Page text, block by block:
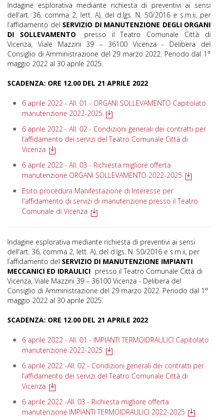
Indagine esplorativa mediante richiesta di preventivi ai sensi
dell’art. 36, comma 2, lett. A), del d.lgs. N. 50/2016 e s.m.ii, per
l’affidamento del SERVIZIO DI MANUTENZIONE DEGLI ORGANI
DI SOLLEVAMENTO
presso il Teatro Comunale Città di
Vicenza, Viale Mazzini 39 – 36100 Vicenza - Delibera del
Consiglio di Amministrazione del 29 marzo 2022. Periodo dal 1°
maggio 2022 al 30 aprile 2025.
SCADENZA: ORE 12.00 DEL 21 APRILE 2022
6 aprile 2022 - All. 01 - ORGANI SOLLEVAMENTO Capitolato
manutenzione 2022-2025
6 aprile 2022 - All. 02 - Condizioni generali dei contratti per
l’affidamento dei servizi del Teatro Comunale Città di
Vicenza
6 aprile 2022 - All. 03 - Richiesta migliore offerta
manutenzione ORGANI SOLLEVAMENTO 2022-2025
Esito procedura Manifestazione di Interesse per
l'affidamento di servizi di manutenzione presso il Teatro
Comunale di Vicenza
Indagine esplorativa mediante richiesta di preventivi ai sensi
dell’art. 36, comma 2, lett. A), del d.lgs. N. 50/2016 e s.m.ii, per
l’affidamento del SERVIZIO DI MANUTENZIONE IMPIANTI
MECCANICI ED IDRAULICI presso il Teatro Comunale Città di
Vicenza, Viale Mazzini 39 – 36100 Vicenza - Delibera del
Consiglio di Amministrazione del 29 marzo 2022. Periodo dal 1°
maggio 2022 al 30 aprile 2025.
SCADENZA: ORE 12.00 DEL 21 APRILE 2022
6 aprile 2022 - All. 01 - IMPIANTI TERMOIDRAULICI Capitolato
manutenzione 2022-2025
6 aprile 2022 -All. 02 - Condizioni generali dei contratti per
l’affidamento dei servizi del Teatro Comunale Città di
Vicenza
6 aprile 2022 -All. 03 - Richiesta migliore offerta
manutenzione IMPIANTI TERMOIDRAULICI 2022-2025